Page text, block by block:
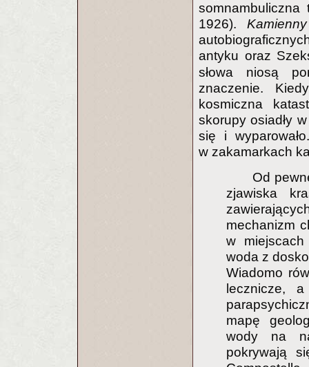
1926).
antyku oraz
słowa niosą
znaczenie.
kosmiczna
skorupy osiadły
się i
w zakamarkach
Od
zjawiska
mechanizm
w
woda z
Wiadomo
lecznicze,
mapę
wody na
pokrywają